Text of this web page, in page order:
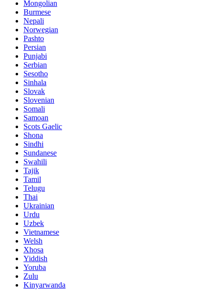
Mongolian
Burmese
Nepali
Norwegian
Pashto
Persian
Punjabi
Serbian
Sesotho
Sinhala
Slovak
Slovenian
Somali
Samoan
Scots Gaelic
Shona
Sindhi
Sundanese
Swahili
Tajik
Tamil
Telugu
Thai
Ukrainian
Urdu
Uzbek
Vietnamese
Welsh
Xhosa
Yiddish
Yoruba
Zulu
Kinyarwanda